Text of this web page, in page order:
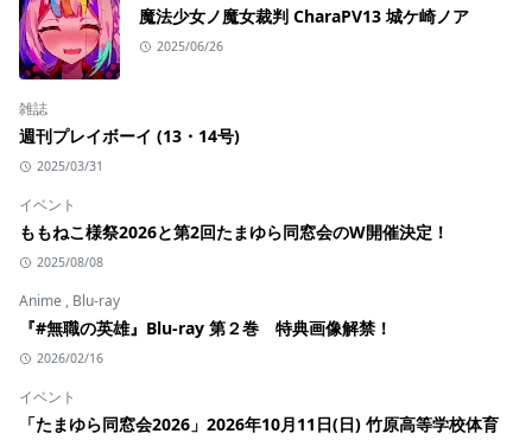
魔法少女ノ魔女裁判 CharaPV13 城ケ崎ノア
2025/06/26
雑誌
週刊プレイボーイ (13・14号)
2025/03/31
イベント
ももねこ様祭2026と第2回たまゆら同窓会のW開催決定！
2025/08/08
Anime , Blu-ray
『#無職の英雄』Blu-ray 第２巻 特典画像解禁！
2026/02/16
イベント
「たまゆら同窓会2026」2026年10月11日(日) 竹原高等学校体育